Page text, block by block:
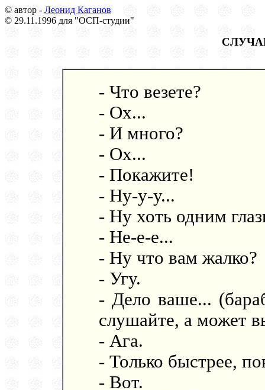
© автор - Леонид Каганов
© 29.11.1996 для "ОСП-студии"
- Что везете?
- Ох...
- И много?
- Ох...
- Покажите!
- Ну-у-у...
- Ну хоть одним
- Не-е-е...
- Ну что вам жалко?
- Угу.
- Дело ваше...
слушайте, а может
- Ага.
- Только быстрее,
- Вот.